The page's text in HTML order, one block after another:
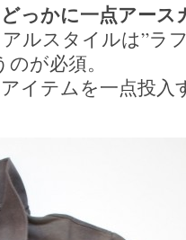
っかに一点アース
ルスタイルは”ラ
が必須。
イテムを一点投入